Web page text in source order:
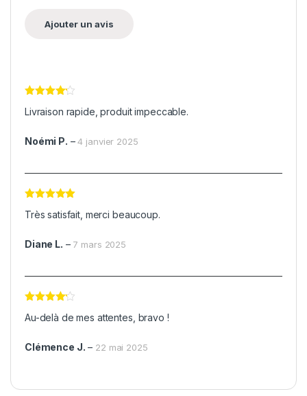
sur 5
Livraison rapide, produit impeccable.
Noémi P. –4 janvier 2025
5
Très satisfait, merci beaucoup.
Diane L. – 7 mars 2025
sur 5
Au-delà de mes attentes, bravo !
Clémence J. – 22 mai 2025